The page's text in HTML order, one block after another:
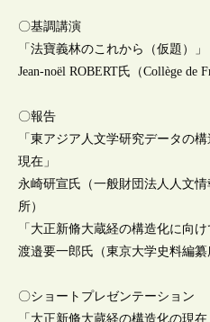
〇基調講演
「法寶義林のこれから（仮題）」
Jean-noël ROBERT氏（Collège de
〇報告
「東アジア人文学研究データの
現在」
永崎研宣氏（一般財団法人人文
所）
「大正新脩大蔵経の構造化に向け
渡邉要一郎氏（東京大学史料編纂
〇ショートプレゼンテーション
「大正新脩大蔵経の構造化の現在